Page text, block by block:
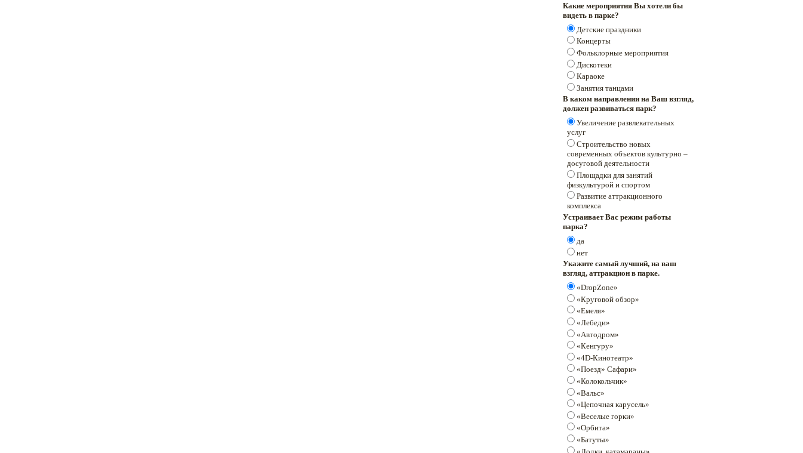
Какие мероприятия Вы хотели бы
видеть в парке?
Детские праздники
Концерты
Фольклорные мероприятия
Дискотеки
Караоке
Занятия танцами
В каком направлении на Ваш взгляд,
должен развиваться парк?
Увеличение развлекательных
услуг
Строительство новых
современных объектов культурно –
досуговой деятельности
Площадки для занятий
физкультурой и спортом
Развитие аттракционного
комплекса
Устраивает Вас режим работы
парка?
да
нет
Укажите самый лучший, на ваш
взгляд, аттракцион в парке.
«DropZone»
«Круговой обзор»
«Емеля»
«Лебеди»
«Автодром»
«Кенгуру»
«4D-Кинотеатр»
«Поезд» Сафари»
«Колокольчик»
«Вальс»
«Цепочная карусель»
«Веселые горки»
«Орбита»
«Батуты»